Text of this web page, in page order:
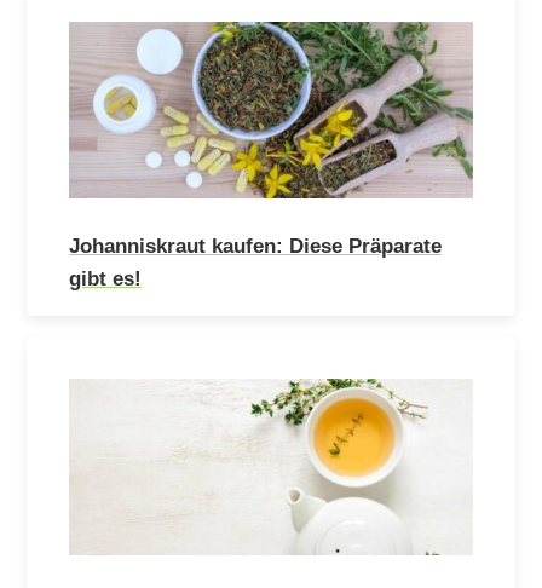
Johanniskraut kaufen: Diese Präparate
gibt es!